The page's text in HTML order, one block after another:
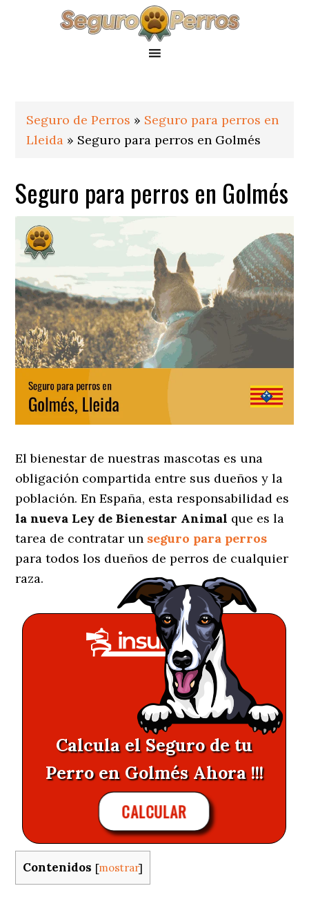
Seguro de Perros » Seguro para perros en
Lleida » Seguro para perros en Golmés
Seguro para perros en Golmés
El bienestar de nuestras mascotas es una
obligación compartida entre sus dueños y la
población. En España, esta responsabilidad es
la nueva Ley de Bienestar Animal que es la
tarea de contratar un seguro para perros
para todos los dueños de perros de cualquier
raza.
Calcula el Seguro de tu
Perro en Golmés Ahora !!!
CALCULAR
Contenidos [mostrar]